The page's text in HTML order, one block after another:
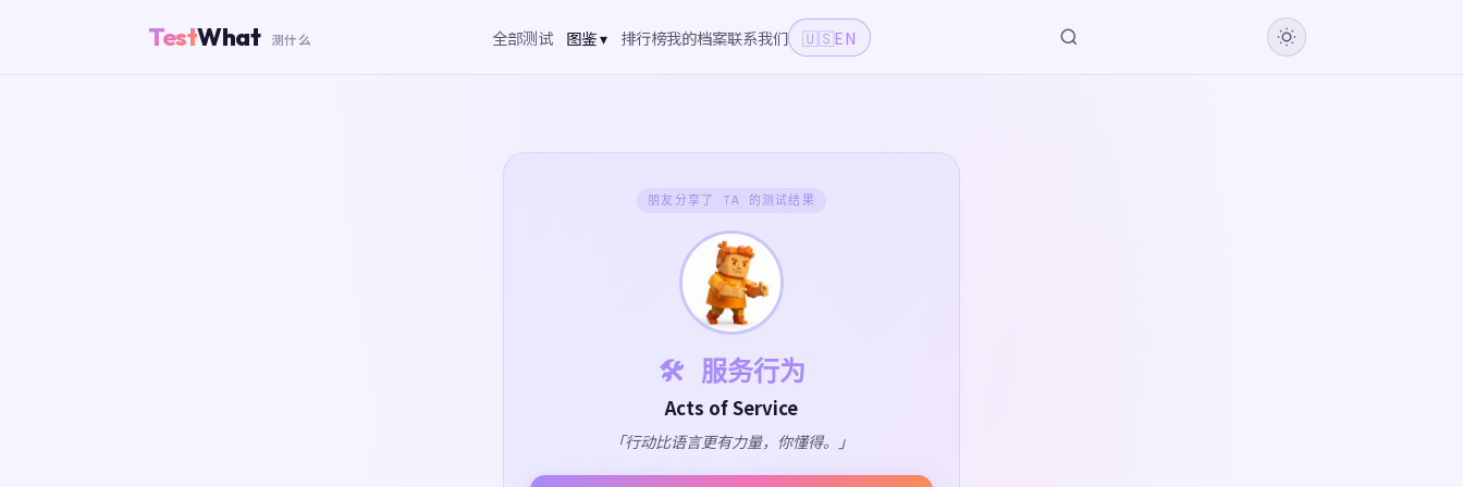
TestWhat 测什么 全部测试 图鉴 ▾ 排行榜我的档案联系我们 🇺🇸EN
朋友分享了 TA 的测试结果
🛠️ 服务行为
Acts of Service
「行动比语言更有力量，你懂得。」